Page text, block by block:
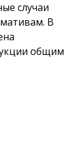
случаи
В
общим